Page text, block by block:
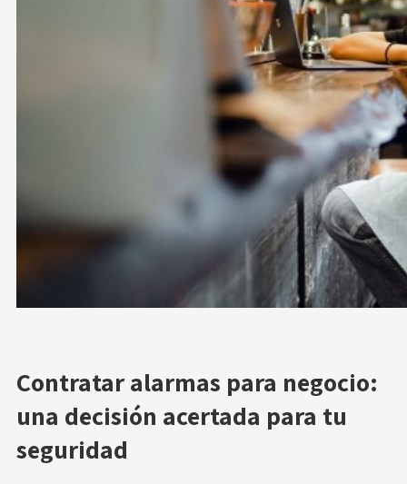
Contratar alarmas para negocio:
una decisión acertada para tu
seguridad